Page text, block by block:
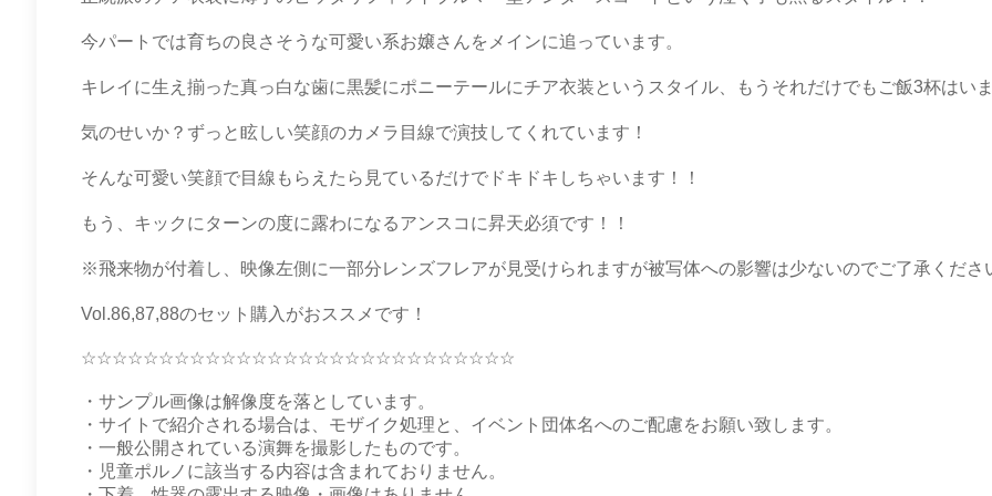
今パートでは育ちの良さそうな可愛い系お嬢さんをメインに追っています。
キレイに生え揃った真っ白な歯に黒髪にポニーテールにチア衣装というスタイル、もうそれだけでもご飯3杯はいま
気のせいか？ずっと眩しい笑顔のカメラ目線で演技してくれています！
そんな可愛い笑顔で目線もらえたら見ているだけでドキドキしちゃいます！！
もう、キックにターンの度に露わになるアンスコに昇天必須です！！
※飛来物が付着し、映像左側に一部分レンズフレアが見受けられますが被写体への影響は少ないのでご了承くださ
Vol.86,87,88のセット購入がおススメです！
☆☆☆☆☆☆☆☆☆☆☆☆☆☆☆☆☆☆☆☆☆☆☆☆☆☆☆☆
・サンプル画像は解像度を落としています。
・サイトで紹介される場合は、モザイク処理と、イベント団体名へのご配慮をお願い致します。
・一般公開されている演舞を撮影したものです。
・児童ポルノに該当する内容は含まれておりません。